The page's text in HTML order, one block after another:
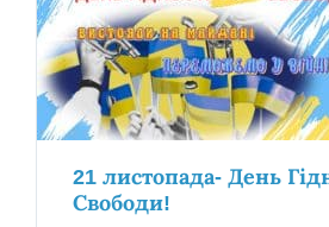
21 листопада- День
Свободи!